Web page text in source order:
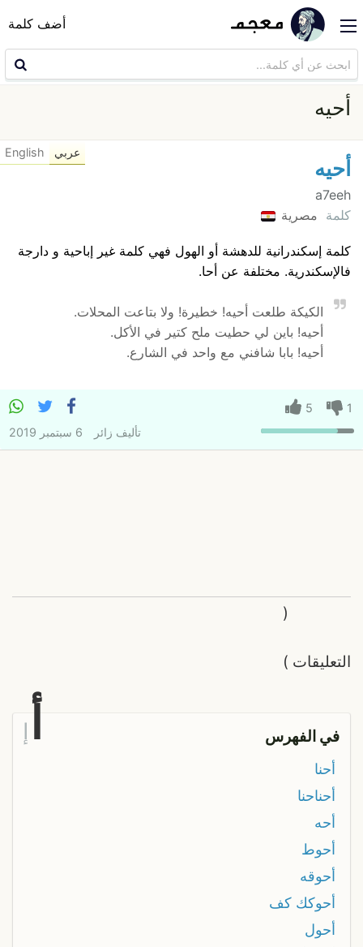
أضف كلمة
أحيه
أحيه
a7eeh
كلمة مصرية
كلمة إسكندرانية للدهشة أو الهول فهي كلمة غير إباحية و دارجة
فالإسكندرية. مختلفة عن أحا.
الكيكة طلعت أحيه! خطيرة! ولا بتاعت المحلات.
أحيه! باين لي حطيت ملح كتير في الأكل.
أحيه! بابا شافني مع واحد في الشارع.
عربي English
1
5
تأليف زائر 6 سبتمبر 2019
التعليقات
(
)
في الفهرس إ
أحنا
أحناحنا
أحه
أحوط
أحوقه
أحوكك كف
أحول